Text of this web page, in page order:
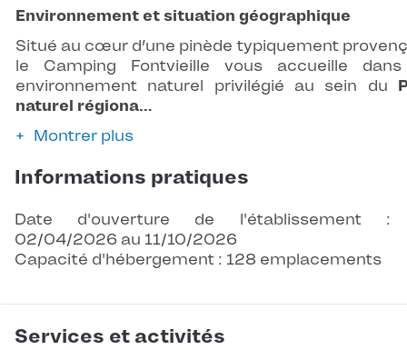
Environnement et situation géographique
Situé au cœur d’une pinède typiquement
le Camping Fontvieille vous accueille
environnement naturel privilégié au sein du
naturel régiona…
Montrer plus
Informations pratiques
Date d'ouverture de l'établissement :
02/04/2026 au 11/10/2026
Capacité d'hébergement : 128 emplacements
Services et activités